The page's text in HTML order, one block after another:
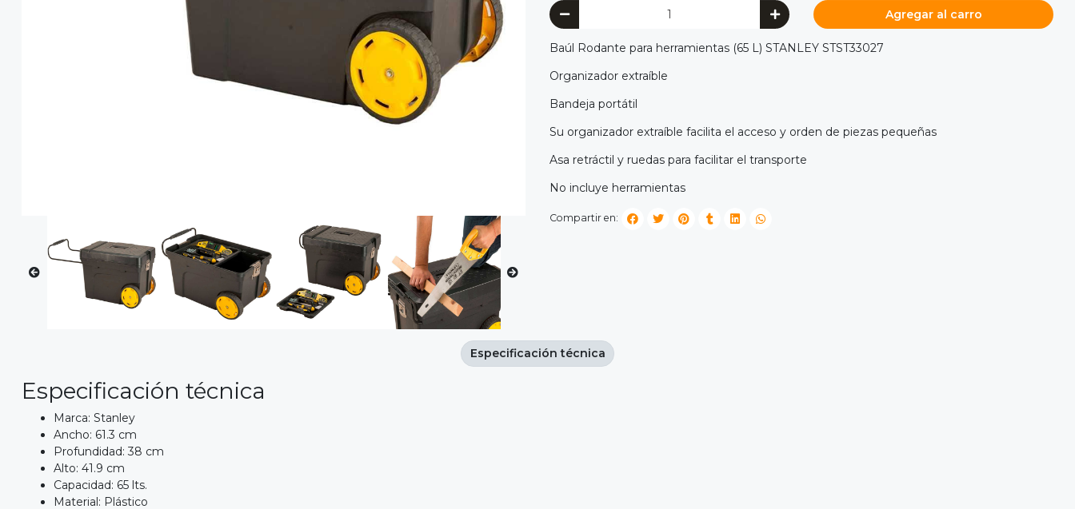
Agregar al carro
Baúl Rodante para herramientas (65 L) STANLEY STST33027
Organizador extraíble
Bandeja portátil
Su organizador extraíble facilita el acceso y orden de piezas pequeñas
Asa retráctil y ruedas para facilitar el transporte
No incluye herramientas
Compartir en:
Especificación técnica
Marca: Stanley
Ancho: 61.3 cm
Profundidad: 38 cm
Alto: 41.9 cm
Capacidad: 65 lts.
Material: Plástico
Especificación técnica